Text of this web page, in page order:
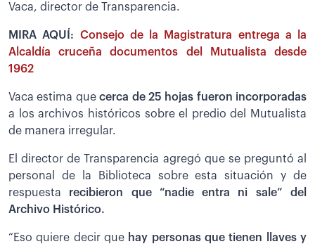
Vaca, director de Transparencia.
MIRA AQUÍ: Consejo de la Magistratura entrega a la
Alcaldía cruceña documentos del Mutualista desde
1962
Vaca estima quecerca de 25 hojas fueron incorporadas
a los archivos históricos sobre el predio del Mutualista
de manera irregular.
El director de Transparencia agregó que se preguntó al
personal de la Biblioteca sobre esta situación y de
respuesta recibieron que “nadie entra ni sale” del
Archivo Histórico.
“Eso quiere decir que hay personas que tienen llaves y